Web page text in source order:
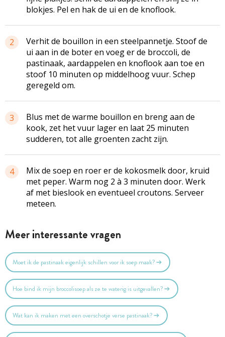
blokjes. Pel en hak de ui en de knoflook.
2
Verhit de bouillon in een steelpannetje. Stoof de
ui aan in de boter en voeg er de broccoli, de
pastinaak, aardappelen en knoflook aan toe en
stoof 10 minuten op middelhoog vuur. Schep
geregeld om.
3
Blus met de warme bouillon en breng aan de
kook, zet het vuur lager en laat 25 minuten
sudderen, tot alle groenten zacht zijn.
4
Mix de soep en roer er de kokosmelk door, kruid
met peper. Warm nog 2 à 3 minuten door. Werk
af met bieslook en eventueel croutons. Serveer
meteen.
Meer interessante vragen
Moet ik de pastinaak eigenlijk schillen voor ik soep maak?
Hoe bind ik mijn broccolisoep als ze te waterig is uitgevallen?
Wat kan ik maken met een overschotje verse pastinaak?